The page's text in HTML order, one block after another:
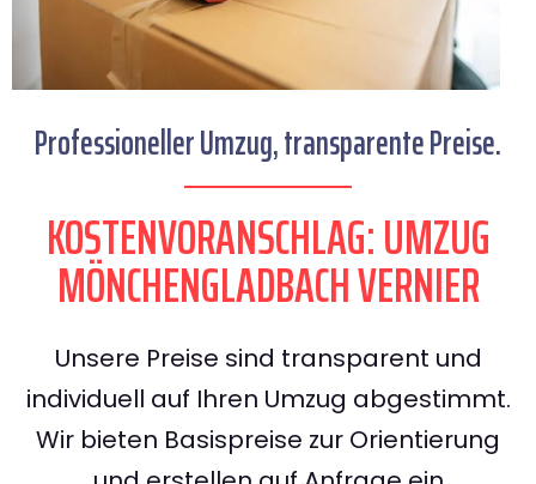
Professioneller Umzug, transparente Preise.
KOSTENVORANSCHLAG: UMZUG
MÖNCHENGLADBACH VERNIER
Unsere Preise sind transparent und
individuell auf Ihren Umzug abgestimmt.
Wir bieten Basispreise zur Orientierung